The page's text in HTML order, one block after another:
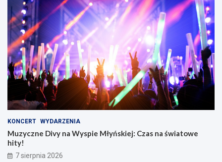
KONCERT WYDARZENIA
Muzyczne Divy na Wyspie Młyńskiej: Czas na światowe
hity!
7 sierpnia 2026